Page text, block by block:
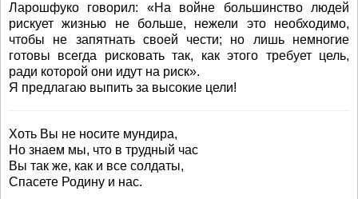
Ларошфуко говорил: «На войне большинство людей
рискует жизнью не больше, нежели это необходимо,
чтобы не запятнать своей чести; но лишь немногие
готовы всегда рисковать так, как этого требует цель,
ради которой они идут на риск».
Я предлагаю выпить за высокие цели!
Хоть Вы не носите мундира,
Но знаем мы, что в трудный час
Вы так же, как и все солдаты,
Спасете Родину и нас.